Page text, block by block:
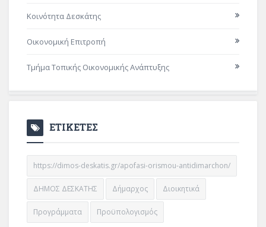
Κοινότητα Δεσκάτης
Οικονομική Επιτροπή
Τμήμα Τοπικής Οικονομικής Ανάπτυξης
ΕΤΙΚΕΤΕΣ
https://dimos-deskatis.gr/apofasi-orismou-antidimarchon/
ΔΗΜΟΣ ΔΕΣΚΑΤΗΣ Δήμαρχος Διοικητικά
Προγράμματα Προϋπολογισμός